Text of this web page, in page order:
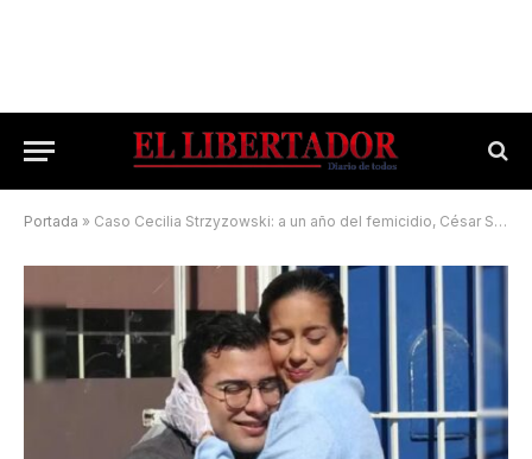
Portada » Caso Cecilia Strzyzowski: a un año del femicidio, César Sena rompe el silencio